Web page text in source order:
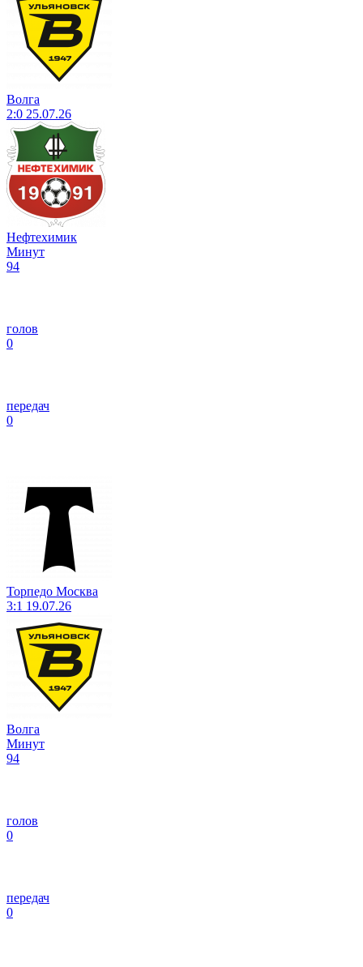
Волга
2:0 25.07.26
Нефтехимик
Минут
94
голов
0
передач
0
Торпедо Москва
3:1 19.07.26
Волга
Минут
94
голов
0
передач
0